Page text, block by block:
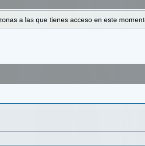
a las que tienes acceso en este